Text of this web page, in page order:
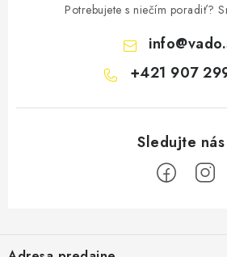
Potrebujete s niečím poradiť?
info@
+421 907